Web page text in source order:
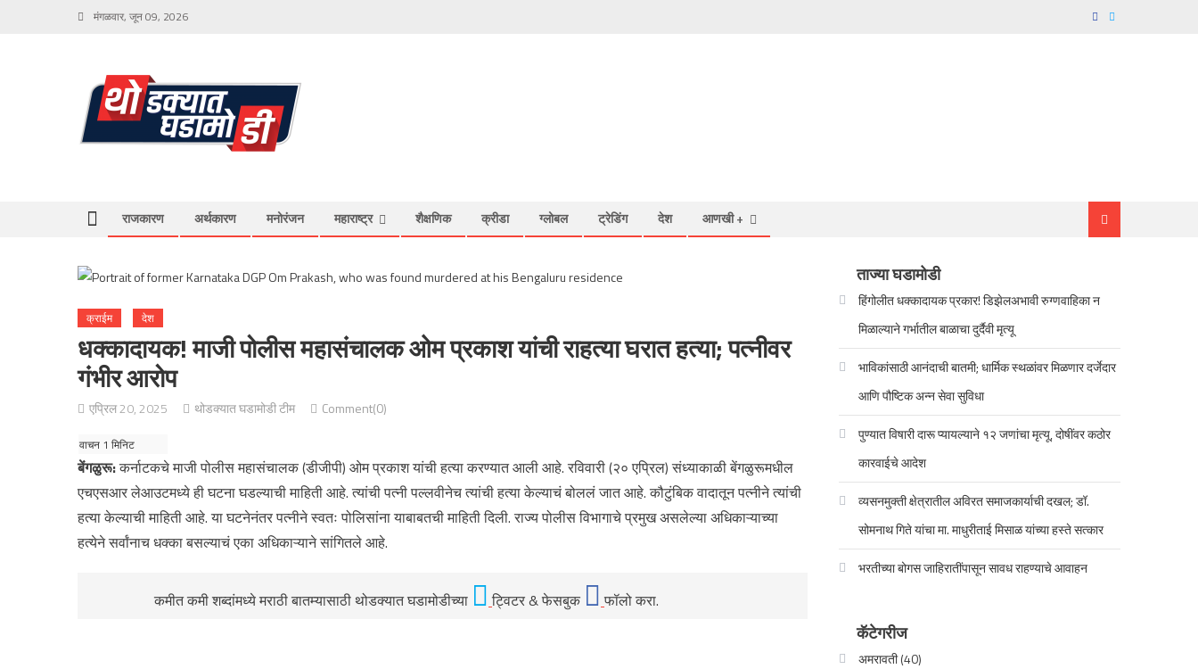
मंगळवार, जून 09, 2026
राजकारण अर्थकारण मनोरंजन महाराष्ट्र शैक्षणिक क्रीडा ग्लोबल ट्रेडिंग देश आणखी +
क्राईम देश
धक्कादायक! माजी पोलीस महासंचालक ओम प्रकाश यांची राहत्या घरात हत्या; पत्नीवर
गंभीर आरोप
एप्रिल 20, 2025 थोडक्यात घडामोडी टीम Comment(0)
बेंगळुरू:कर्नाटकचे माजी पोलीस महासंचालक (डीजीपी) ओम प्रकाश यांची हत्या करण्यात आली आहे. रविवारी (२० एप्रिल) संध्याकाळी बेंगळुरूमधील
एचएसआर लेआउटमध्ये ही घटना घडल्याची माहिती आहे. त्यांची पत्नी पल्लवीनेच त्यांची हत्या केल्याचं बोललं जात आहे. कौटुंबिक वादातून पत्नीने त्यांची
हत्या केल्याची माहिती आहे. या घटनेनंतर पत्नीने स्वतः पोलिसांना याबाबतची माहिती दिली. राज्य पोलीस विभागाचे प्रमुख असलेल्या अधिकाऱ्याच्या
हत्येने सर्वांनाच धक्का बसल्याचं एका अधिकाऱ्याने सांगितले आहे.
कमीत कमी शब्दांमध्ये मराठी बातम्यासाठी थोडक्यात घडामोडीच्या ट्विटर & फेसबुक फॉलो करा.
ताज्या घडामोडी
हिंगोलीत धक्कादायक प्रकार! डिझेलअभावी रुग्णवाहिका न
मिळाल्याने गर्भातील बाळाचा दुर्दैवी मृत्यू
भाविकांसाठी आनंदाची बातमी; धार्मिक स्थळांवर मिळणार दर्जेदार
आणि पौष्टिक अन्न सेवा सुविधा
पुण्यात विषारी दारू प्यायल्याने १२ जणांचा मृत्यू, दोषींवर कठोर
कारवाईचे आदेश
व्यसनमुक्ती क्षेत्रातील अविरत समाजकार्याची दखल; डॉ.
सोमनाथ गिते यांचा मा. माधुरीताई मिसाळ यांच्या हस्ते सत्कार
भरतीच्या बोगस जाहिरातींपासून सावध राहण्याचे आवाहन
कॅटेगरीज
अमरावती(40)